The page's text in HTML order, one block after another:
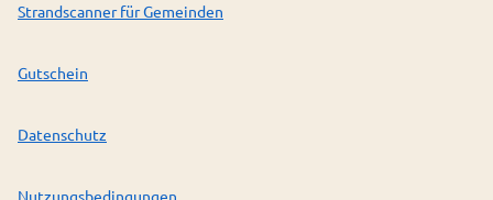
Strandscanner für Gemeinden
Gutschein
Datenschutz
Nutzungsbedingungen